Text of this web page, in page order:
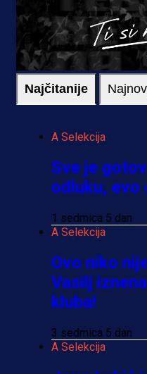
Najčitanije
A Selekcija
Sve je
odluku, evo
1 sedmica 5 dan
A Selekcija
Ovo niko
Vasilj
kluba!
3 sedmica 5 dan
A Selekcija